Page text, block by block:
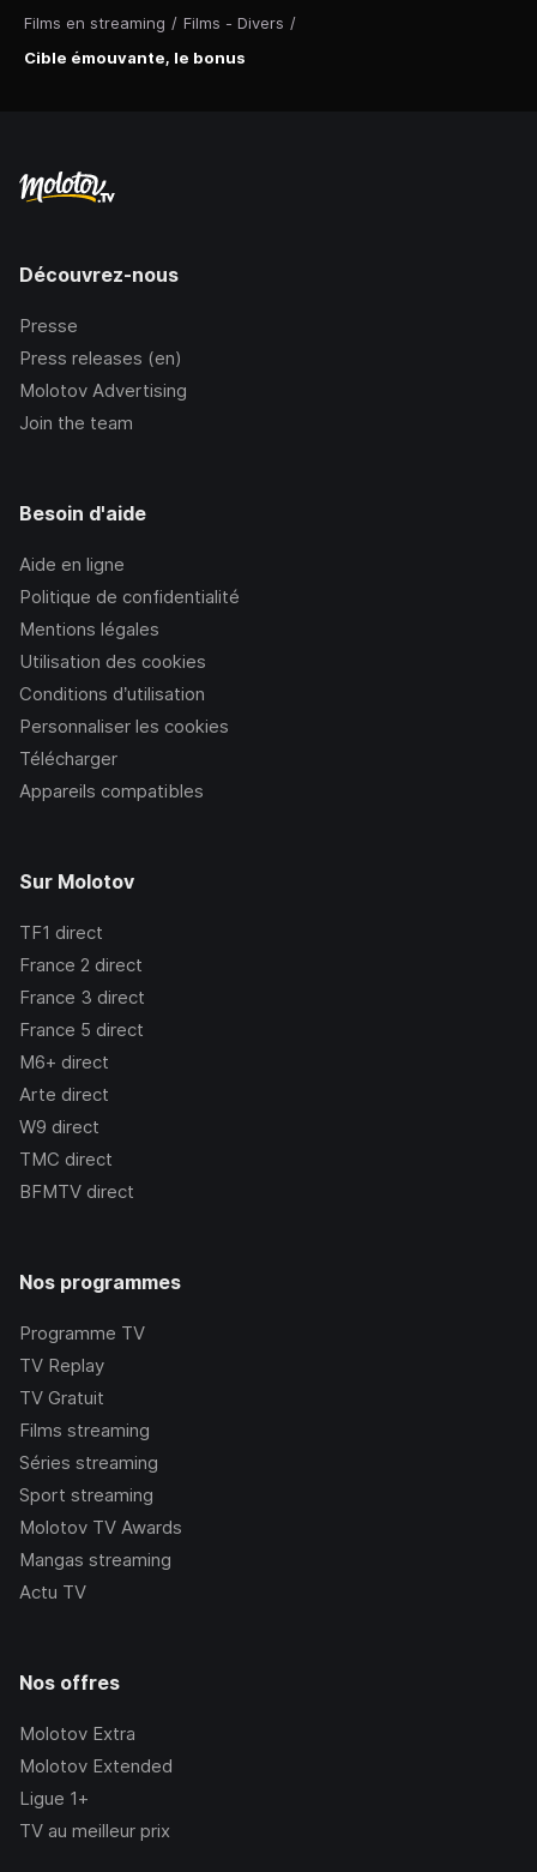
Films en streaming / Films - Divers /
Cible émouvante, le bonus
Découvrez-nous
Presse
Press releases (en)
Molotov Advertising
Join the team
Besoin d'aide
Aide en ligne
Politique de confidentialité
Mentions légales
Utilisation des cookies
Conditions d’utilisation
Personnaliser les cookies
Télécharger
Appareils compatibles
Sur Molotov
TF1 direct
France 2 direct
France 3 direct
France 5 direct
M6+ direct
Arte direct
W9 direct
TMC direct
BFMTV direct
Nos programmes
Programme TV
TV Replay
TV Gratuit
Films streaming
Séries streaming
Sport streaming
Molotov TV Awards
Mangas streaming
Actu TV
Nos offres
Molotov Extra
Molotov Extended
Ligue 1+
TV au meilleur prix